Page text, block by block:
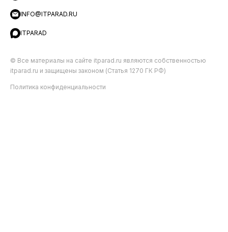
INFO@ITPARAD.RU
ITPARAD
© Все материалы на сайте itparad.ru являются собственностью
itparad.ru и защищены законом (Статья 1270 ГК РФ)
Политика конфиденциальности